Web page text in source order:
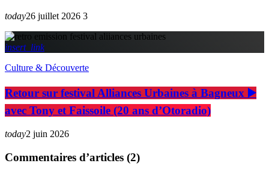
today26 juillet 2026 3
insert_link
Culture & Découverte
Retour sur festival Alliances Urbaines à Bagneux ▶️
avec Tony et Faissoile (20 ans d’Otoradio)
today2 juin 2026
Commentaires d’articles (2)